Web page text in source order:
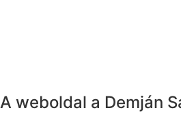
A weboldal a Demján